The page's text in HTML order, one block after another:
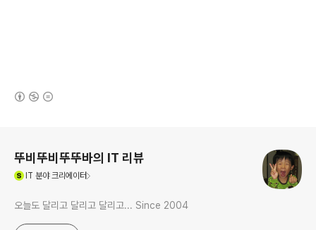
뚜비뚜비뚜뚜바의 IT 리뷰
IT 분야 크리에이터
오늘도 달리고 달리고 달리고... Since 2004